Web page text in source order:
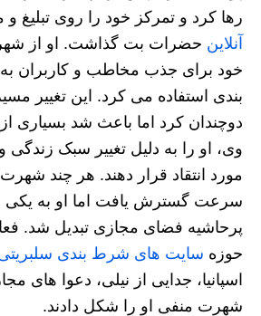
رها کرد و تمرکز خود را روی تبلیغ و
آنلاین حضرات بت گذاشت. او از
خود برای جذب مخاطب و کاربران
بندی استفاده می کرد. این تغییر
دوچندان کرد اما باعث شد بسیاری از
وی، او را به دلیل تغییر سبک زندگی
مورد انتقاد قرار دهند. هر چند
سرعت گسترش یافت اما او به یکی
پرحاشیه فضای مجازی تبدیل شد.
حوزه سایت های شرط بندی
اسپانیا، جدایی از نیلی، دعوا های
شهرت منفی او را شکل دادند.